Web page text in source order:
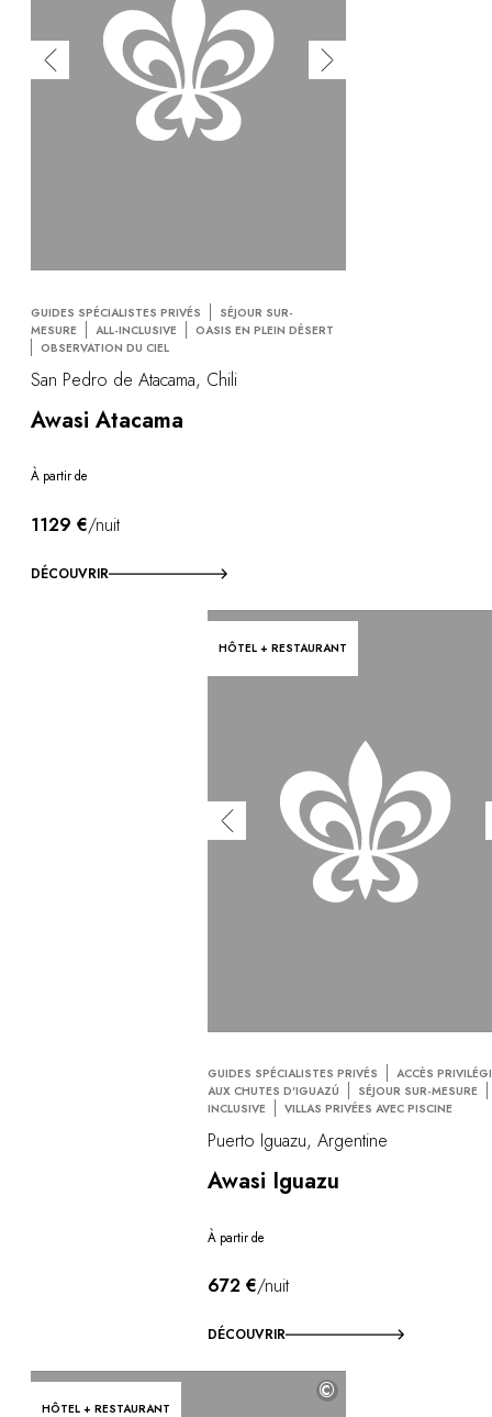
GUIDES SPÉCIALISTES PRIVÉS
SÉJOUR SUR-
MESURE
ALL-INCLUSIVE
OASIS EN PLEIN DÉSERT
OBSERVATION DU CIEL
San Pedro de Atacama, Chili
Awasi Atacama
À partir de
1129 €/nuit
DÉCOUVRIR
HÔTEL + RESTAURANT
GUIDES SPÉCIALISTES PRIVÉS
ACCÈS
AUX CHUTES D'IGUAZÚ
SÉJOUR SUR-MESURE
INCLUSIVE
VILLAS PRIVÉES AVEC PISCINE
Puerto Iguazu, Argentine
Awasi Iguazu
À partir de
672 €/nuit
DÉCOUVRIR
HÔTEL + RESTAURANT
©